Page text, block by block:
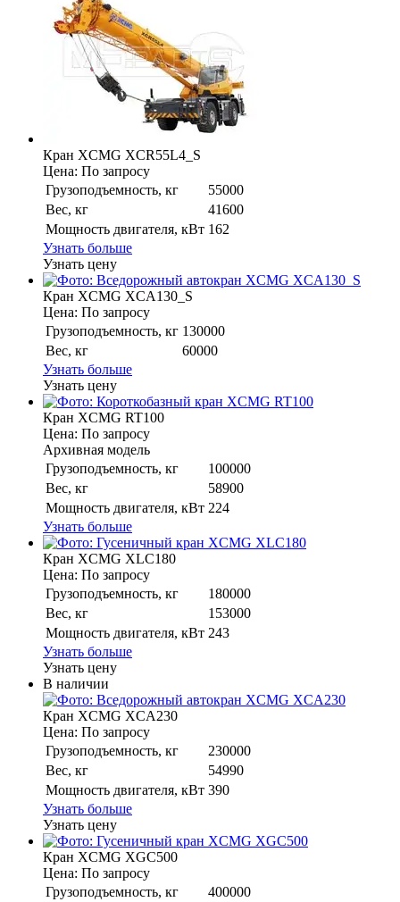
Кран XCMG XCR55L4_S
Цена: По запросу
Грузоподъемность, кг
55000
Вес, кг
41600
Мощность двигателя, кВт 162
Узнать больше
Узнать цену
Кран XCMG XCA130_S
Цена: По запросу
Грузоподъемность, кг 130000
Вес, кг
60000
Узнать больше
Узнать цену
Кран XCMG RT100
Цена: По запросу
Архивная модель
Грузоподъемность, кг
100000
Вес, кг
58900
Мощность двигателя, кВт 224
Узнать больше
Кран XCMG XLC180
Цена: По запросу
Грузоподъемность, кг
180000
Вес, кг
153000
Мощность двигателя, кВт 243
Узнать больше
Узнать цену
В наличии
Кран XCMG XCA230
Цена: По запросу
Грузоподъемность, кг
230000
Вес, кг
54990
Мощность двигателя, кВт 390
Узнать больше
Узнать цену
Кран XCMG XGC500
Цена: По запросу
Грузоподъемность, кг
400000